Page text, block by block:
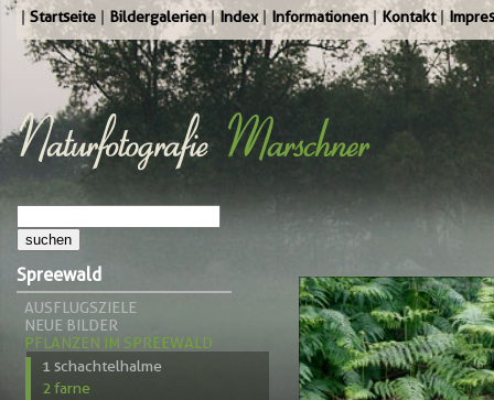
Startseite Bildergalerien Index Informationen Kontakt
Spreewald
AUSFLUGSZIELE
NEUE BILDER
PFLANZEN IM SPREEWALD
1 schachtelhalme
2 farne